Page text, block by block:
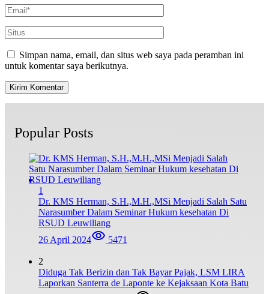
Simpan nama, email, dan situs web saya pada peramban ini
untuk komentar saya berikutnya.
Popular Posts
1
Dr. KMS Herman, S.H.,M.H.,MSi Menjadi Salah Satu
Narasumber Dalam Seminar Hukum kesehatan Di
RSUD Leuwiliang
26 April 2024
5471
2
Diduga Tak Berizin dan Tak Bayar Pajak, LSM LIRA
Laporkan Santerra de Laponte ke Kejaksaan Kota Batu